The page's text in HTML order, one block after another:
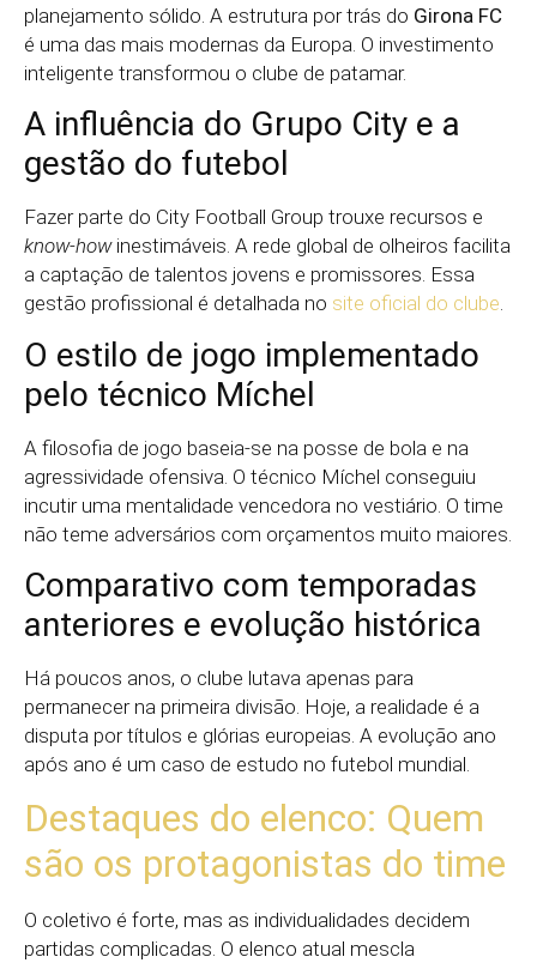
planejamento sólido. A estrutura por trás do Girona FC
é uma das mais modernas da Europa. O investimento
inteligente transformou o clube de patamar.
A influência do Grupo City e a
gestão do futebol
Fazer parte do City Football Group trouxe recursos e
know-howinestimáveis. A rede global de olheiros facilita
a captação de talentos jovens e promissores. Essa
gestão profissional é detalhada no site oficial do clube.
O estilo de jogo implementado
pelo técnico Míchel
A filosofia de jogo baseia-se na posse de bola e na
agressividade ofensiva. O técnico Míchel conseguiu
incutir uma mentalidade vencedora no vestiário. O time
não teme adversários com orçamentos muito maiores.
Comparativo com temporadas
anteriores e evolução histórica
Há poucos anos, o clube lutava apenas para
permanecer na primeira divisão. Hoje, a realidade é a
disputa por títulos e glórias europeias. A evolução ano
após ano é um caso de estudo no futebol mundial.
Destaques do elenco: Quem
são os protagonistas do time
O coletivo é forte, mas as individualidades decidem
partidas complicadas. O elenco atual mescla